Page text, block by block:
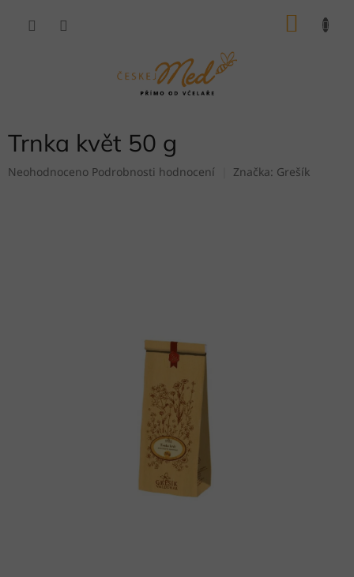
Trnka květ 50 g
Průměrné
Neohodnoceno Podrobnosti hodnocení Značka: Grešík